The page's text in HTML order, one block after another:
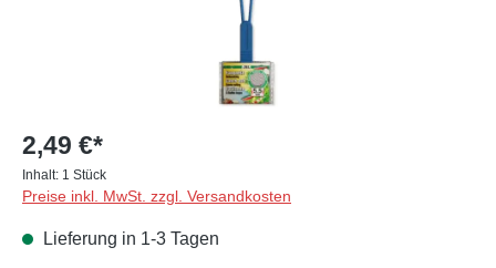
2,49 €*
Inhalt: 1 Stück
Preise inkl. MwSt. zzgl. Versandkosten
Lieferung in 1-3 Tagen